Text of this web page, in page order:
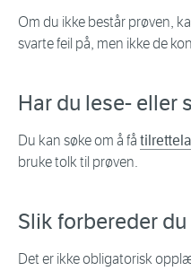
Om du ikke består prøven,
svarte feil på, men ikke de
Har du lese- eller
Du kan søke om å få
bruke tolk til prøven.
Slik forbereder
Det er ikke obligatorisk